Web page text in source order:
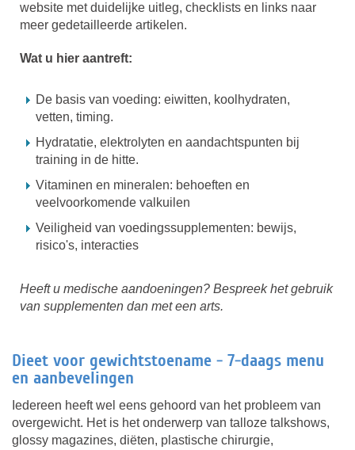
website met duidelijke uitleg, checklists en links naar
meer gedetailleerde artikelen.
Wat u hier aantreft:
De basis van voeding: eiwitten, koolhydraten,
vetten, timing.
Hydratatie, elektrolyten en aandachtspunten bij
training in de hitte.
Vitaminen en mineralen: behoeften en
veelvoorkomende valkuilen
Veiligheid van voedingssupplementen: bewijs,
risico's, interacties
Heeft u medische aandoeningen? Bespreek het gebruik
van supplementen dan met een arts.
Dieet voor gewichtstoename - 7-daags menu
en aanbevelingen
Iedereen heeft wel eens gehoord van het probleem van
overgewicht. Het is het onderwerp van talloze talkshows,
glossy magazines, diëten, plastische chirurgie,